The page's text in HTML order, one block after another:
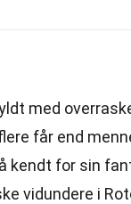
med
får end
kendt for sin
vidundere i